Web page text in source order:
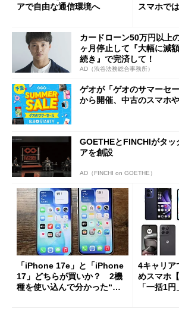
アで自由な通信環境へ
スマホで
カードローン50万円以上
ヶ月停止して『大幅に減
続き』で完済して！
AD（渋谷法務総合事務所）
ゲオが「ゲオのサマーセ
から開催、中古のスマホ
GOETHEとFINCHIがタッ
アを創設
AD（FINCHI on GOETHE）
「iPhone 17e」と「iPhone
17」どちらが買いか？ 2機
種を使い込んで分かった“ス
4キャリア
めスマホ
「一括1